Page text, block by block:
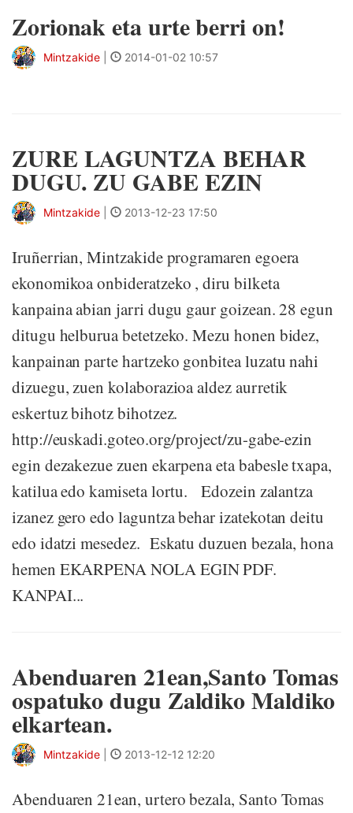
Zorionak eta urte berri on!
Mintzakide 2014-01-02 10:57
ZURE LAGUNTZA BEHAR
DUGU. ZU GABE EZIN
Mintzakide 2013-12-23 17:50
Iruñerrian, Mintzakide programaren egoera
ekonomikoa onbideratzeko , diru bilketa
kanpaina abian jarri dugu gaur goizean. 28 egun
ditugu helburua betetzeko. Mezu honen bidez,
kanpainan parte hartzeko gonbitea luzatu nahi
dizuegu, zuen kolaborazioa aldez aurretik
eskertuz bihotz bihotzez.
http://euskadi.goteo.org/project/zu-gabe-ezin
egin dezakezue zuen ekarpena eta babesle txapa,
katilua edo kamiseta lortu. Edozein zalantza
izanez gero edo laguntza behar izatekotan deitu
edo idatzi mesedez. Eskatu duzuen bezala, hona
hemen EKARPENA NOLA EGIN PDF.
KANPAI...
Abenduaren 21ean,Santo Tomas
ospatuko dugu Zaldiko Maldiko
elkartean.
Mintzakide 2013-12-12 12:20
Abenduaren 21ean, urtero bezala, Santo Tomas